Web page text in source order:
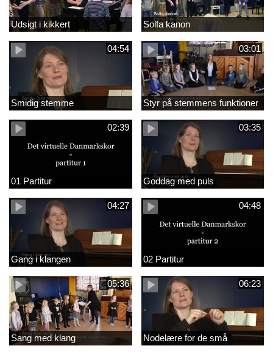
Udsigt i kikkert Solfa kanon
04:54
Smidig stemme
03:01
Styr på stemmens funktioner
02:39
01 Partitur
03:35
Goddag med puls
04:27
Gang i klangen
04:48
02 Partitur
05:36
Sang med klang
06:23
Nodelære for de små